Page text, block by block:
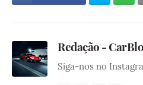
Redação -
Siga-nos no